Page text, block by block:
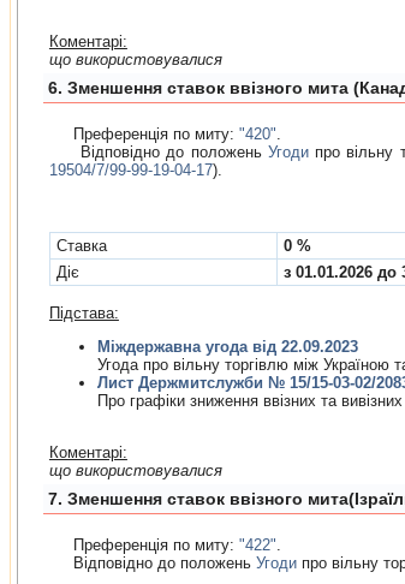
Коментарі:
що використовувалися
6. Зменшення ставок ввізного мита
Преференція по миту: "420".
Відповідно до положень Угодипро вiльну
19504/7/99-99-19-04-17).
Cтавка
0 %
Діє
з 01.01.2026 до
Підстава:
Міждержавна угода від 22.09.2023
Угода про вiльну торгiвлю мiж Україною
Лист Держмитслужби № 15/15-03-02/
Про графiки зниження ввiзних та
Коментарі:
що використовувалися
7. Зменшення ставок ввізного
Преференція по миту: "422".
Відповідно до положень Угодипро вiльну